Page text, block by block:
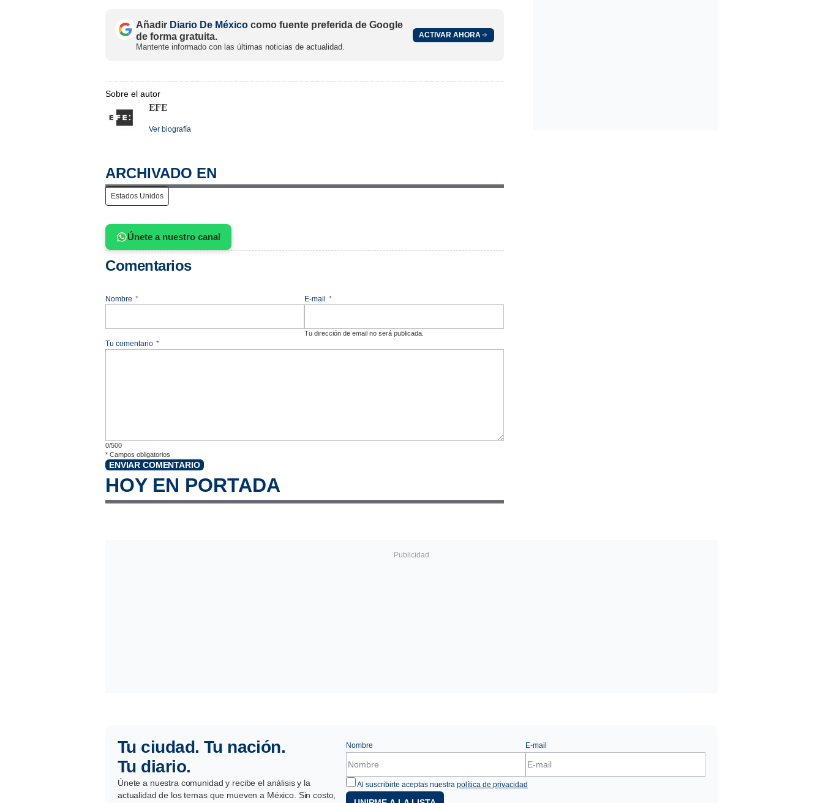
Añadir Diario De México como fuente preferida de Google
de forma gratuita.
Mantente informado con las últimas noticias de actualidad.
ACTIVAR AHORA
Sobre el autor
EFE
Ver biografía
ARCHIVADO EN
Estados Unidos
Únete a nuestro canal
Comentarios
Nombre * E-mail *
Tu dirección de email no será publicada.
Tu comentario *
0/500
* Campos obligatorios
ENVIAR COMENTARIO
HOY EN PORTADA
Tu ciudad. Tu nación.
Tu diario.
Únete a nuestra comunidad y recibe el análisis y la
actualidad de los temas que mueven a México. Sin costo,
Nombre E-mail
Al suscribirte aceptas nuestra política de privacidad